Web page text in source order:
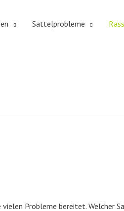
Sattelprobleme
Probleme bereitet. Welcher